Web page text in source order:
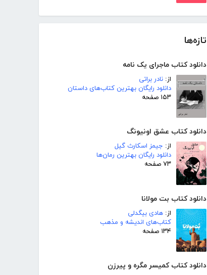
تازه‌ها
دانلود کتاب ماجرای یک نامه
از: نادر براتی
دانلود رایگان بهترین کتاب‌های داستان
۱۵۳ صفحه
دانلود کتاب عشق اونیونگ
از: جیمز اسکارث گیل
دانلود رایگان بهترین رمان‌ها
۷۳ صفحه
دانلود کتاب بت مولانا
از: هادی بیگدلی
کتاب‌های اندیشه و مذهب
۱۳۴ صفحه
دانلود کتاب کمیسر مگره و پیرزن